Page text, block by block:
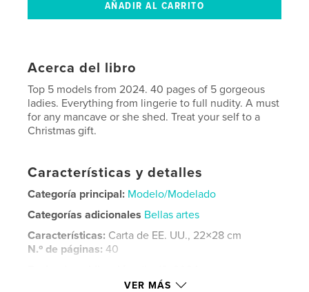
Acerca del libro
Top 5 models from 2024. 40 pages of 5 gorgeous
ladies. Everything from lingerie to full nudity. A must
for any mancave or she shed. Treat your self to a
Christmas gift.
Características y detalles
Categoría principal: Modelo/Modelado
Categorías adicionales Bellas artes
Características: Carta de EE. UU., 22×28 cm
N.º de páginas:40
VER MÁS